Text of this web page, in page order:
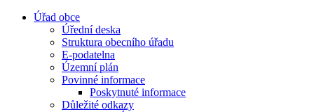
Úřad obce
Úřední deska
Struktura obecního úřadu
E-podatelna
Územní plán
Povinné informace
Poskytnuté informace
Důležité odkazy